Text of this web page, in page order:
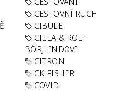
CESTOVNÍ RUCH
CIBULE
CILLA & ROLF
BÖRJLINDOVI
CITRON
CK FISHER
COVID